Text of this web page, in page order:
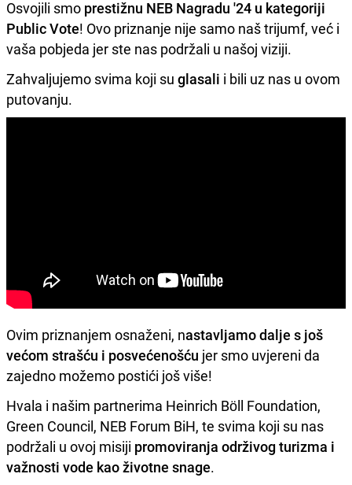
Osvojili smo prestižnu NEB Nagradu '24 u kategoriji
Public Vote! Ovo priznanje nije samo naš trijumf, već i
vaša pobjeda jer ste nas podržali u našoj viziji.
Zahvaljujemo svima koji su glasali i bili uz nas u ovom
putovanju.
Ovim priznanjem osnaženi, nastavljamo dalje s još
većom strašću i posvećenošću jer smo uvjereni da
zajedno možemo postići još više!
Hvala i našim partnerima Heinrich Böll Foundation,
Green Council, NEB Forum BiH, te svima koji su nas
podržali u ovoj misiji promoviranja održivog turizma i
važnosti vode kao životne snage.